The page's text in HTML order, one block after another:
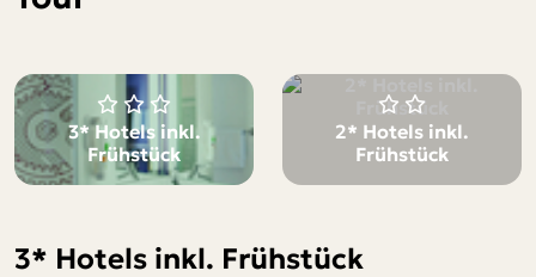
3* Hotels inkl.
Frühstück
2* Hotels inkl.
Frühstück
3* Hotels inkl. Frühstück